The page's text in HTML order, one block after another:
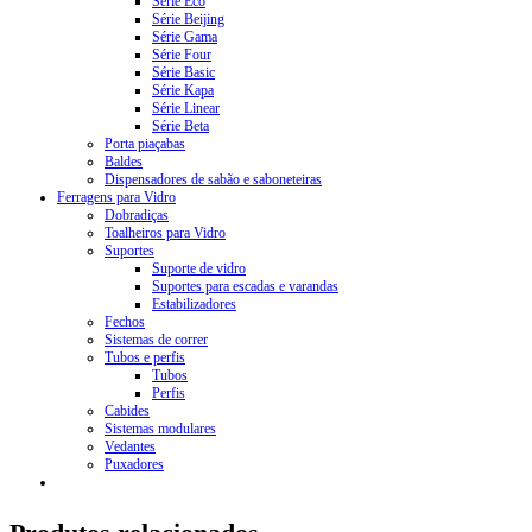
Série Beijing
Série Gama
Série Four
Série Basic
Série Kapa
Série Linear
Série Beta
Porta piaçabas
Baldes
Dispensadores de sabão e saboneteiras
Ferragens para Vidro
Dobradiças
Toalheiros para Vidro
Suportes
Suporte de vidro
Suportes para escadas e varandas
Estabilizadores
Fechos
Sistemas de correr
Tubos e perfis
Tubos
Perfis
Cabides
Sistemas modulares
Vedantes
Puxadores